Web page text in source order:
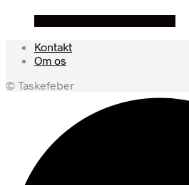
Kontakt
Om os
© Taskefeber